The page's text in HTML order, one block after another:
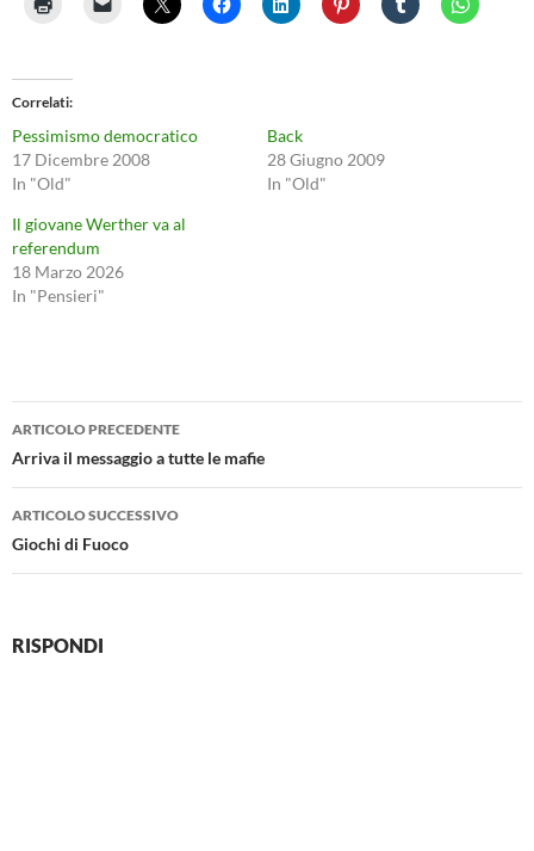
Correlati
Pessimismo democratico
17 Dicembre 2008
In "Old"
Back
28 Giugno 2009
In "Old"
Il giovane Werther va al
referendum
18 Marzo 2026
In "Pensieri"
Navigazione
articolo
ARTICOLO PRECEDENTE
Arriva il messaggio a tutte le mafie
ARTICOLO SUCCESSIVO
Giochi di Fuoco
RISPONDI